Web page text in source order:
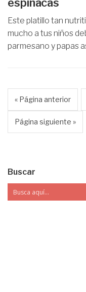
Este platillo tan
mucho a tus niños
parmesano y papas
« Página anterior
Página siguiente »
Buscar